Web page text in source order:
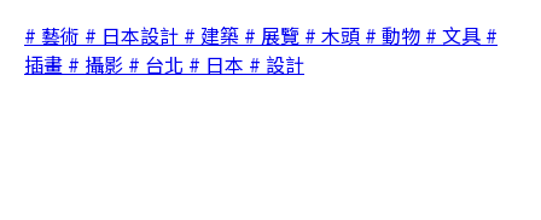
# 藝術 # 日本設計 # 建築 # 展覽 # 木頭 # 動物 # 文具 #
插畫 # 攝影 # 台北 # 日本 # 設計